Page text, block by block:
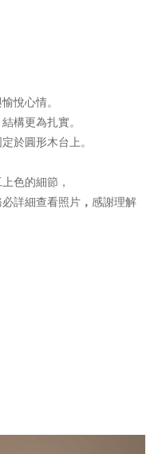
悅心情。
構更為扎實。
於圓形木台上。
色的細節，
詳細查看照片 ， 感謝理解